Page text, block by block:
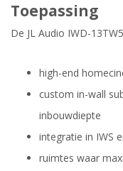
Toepassing
De JL Audio IWD-
high-end
custom in-wall
inbouwdiepte
integratie in IWS
ruimtes waar